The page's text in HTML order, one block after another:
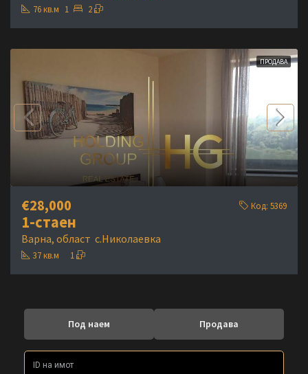
76 кв.м 1 2
ПРОДАВА
€28,000 Код: 5369
1-стаен
Варна, област с.Николаевка
37 кв.м 1
Под наем Продава